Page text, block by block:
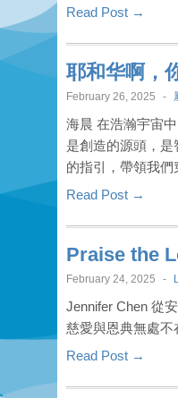
Read Post →
耶和华啊，
February 26, 2025 -
海晨 在浩瀚宇宙
是創造的源頭，
的指引，帶領我們
Read Post →
Praise the
February 24, 2025 -
Jennifer Chen 從
慈愛與恩典無處不
Read Post →